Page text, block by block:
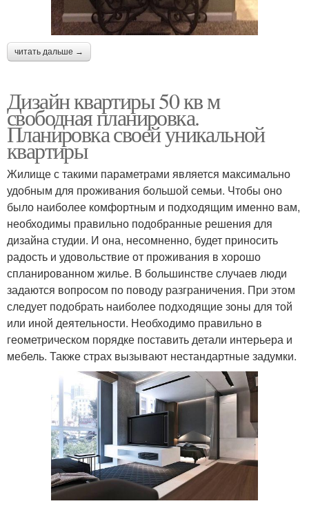
читать дальше →
Дизайн квартиры 50 кв м
свободная планировка.
Планировка своей уникальной
квартиры
Жилище с такими параметрами является максимально
удобным для проживания большой семьи. Чтобы оно
было наиболее комфортным и подходящим именно вам,
необходимы правильно подобранные решения для
дизайна студии. И она, несомненно, будет приносить
радость и удовольствие от проживания в хорошо
спланированном жилье. В большинстве случаев люди
задаются вопросом по поводу разграничения. При этом
следует подобрать наиболее подходящие зоны для той
или иной деятельности. Необходимо правильно в
геометрическом порядке поставить детали интерьера и
мебель. Также страх вызывают нестандартные задумки.